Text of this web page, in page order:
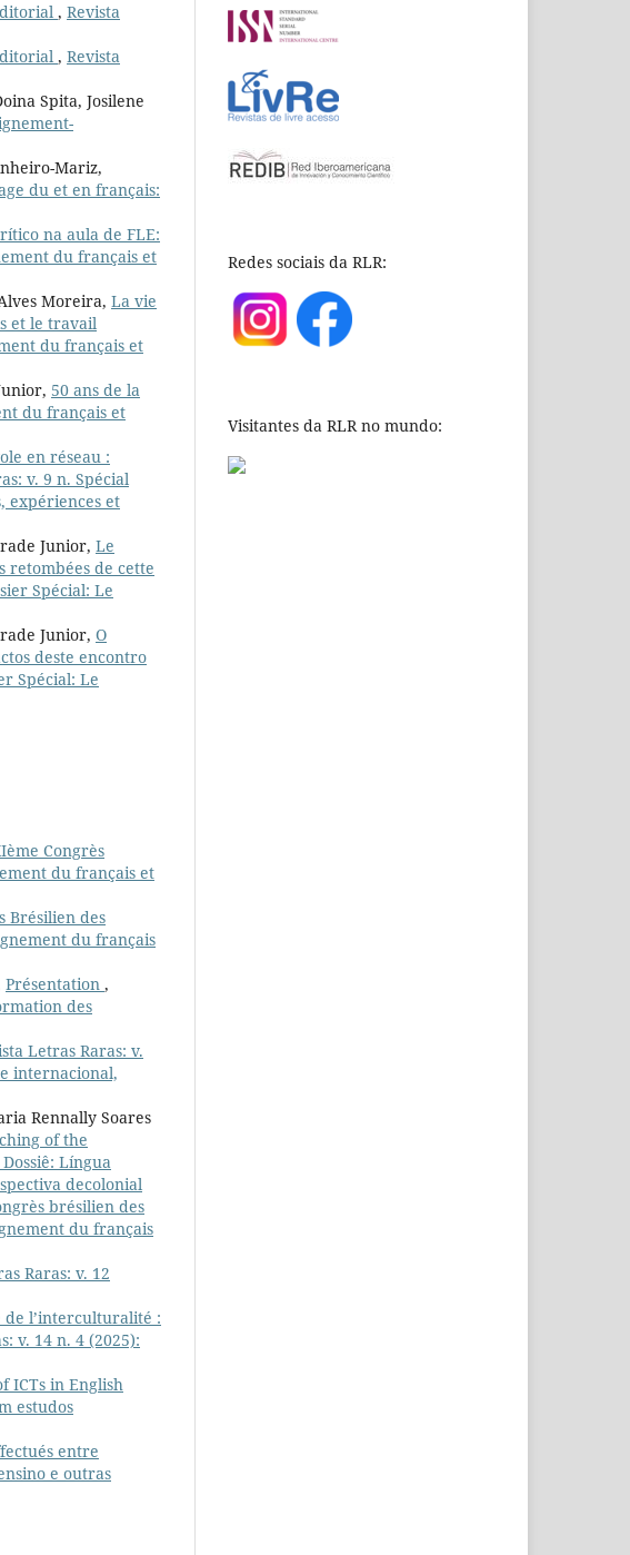
, Revista
, Revista
Spita, Josilene
Mariz,
du et en français:
na aula de FLE:
du français et
Moreira, La vie
et le travail
du français et
50 ans de la
du français et
en réseau :
v. 9 n. Spécial
expériences et
Junior, Le
retombées de cette
Spécial: Le
Junior, O
deste encontro
Spécial: Le
Congrès
du français et
Brésilien des
du français
Présentation ,
des
Letras Raras: v.
internacional,
Rennally Soares
of the
Língua
decolonial
brésilien des
du français
Raras: v. 12
l’interculturalité :
v. 14 n. 4 (2025):
ICTs in English
estudos
entre
e outras
Redes sociais da RLR:
Visitantes da RLR no mundo: